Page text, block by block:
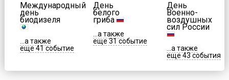
Международный
день
биодизеля
...а также
еще 41 событие
День
белого
гриба
...а также
еще 31 событие
День
Военно-
воздушных
сил России
...а также
еще 43 события